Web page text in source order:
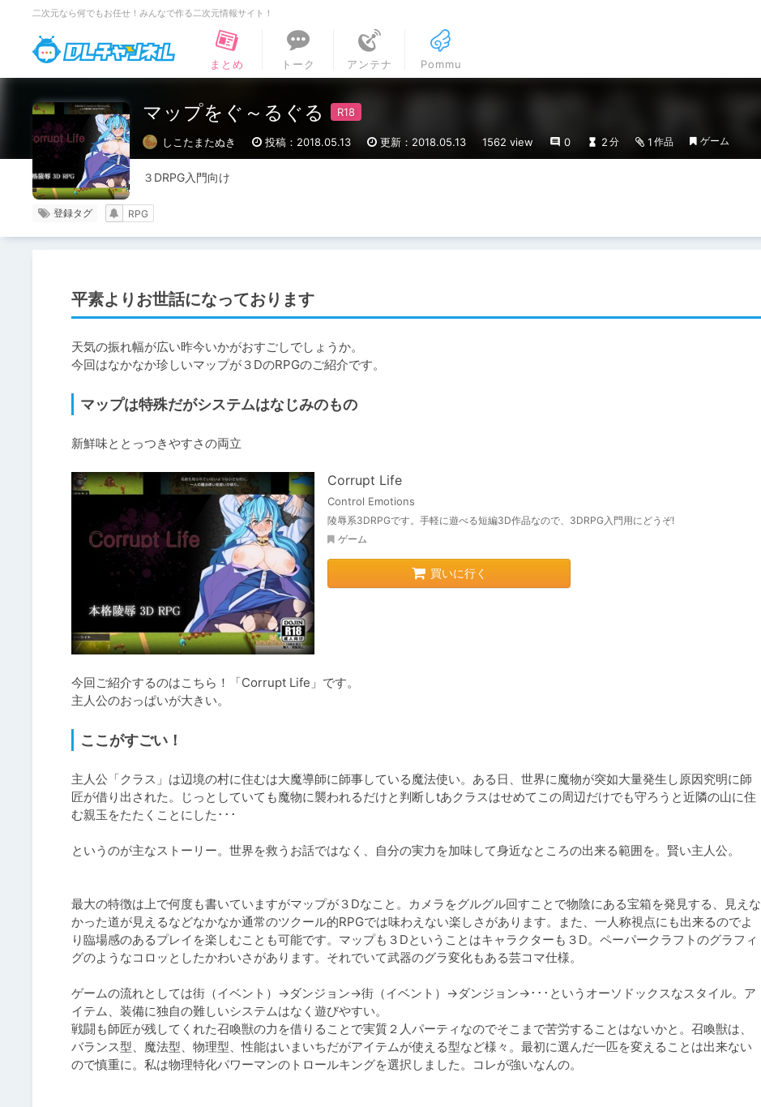
二次元なら何でもお任せ！みんなで作る二次元情報サイト！
DLチャンネル
まとめ
トーク アンテナ Pommu
マップをぐ～るぐる
しこたまたぬき 投稿：2018.05.13 更新：2018.05.13 1562 view 0 2 分 1 作品 ゲーム
３DRPG入門向け
登録タグ RPG
平素よりお世話になっております
天気の振れ幅が広い昨今いかがおすごしでしょうか。
今回はなかなか珍しいマップが３DのRPGのご紹介です。
マップは特殊だがシステムはなじみのもの
新鮮味ととっつきやすさの両立
Corrupt Life
Control Emotions
陵辱系3DRPGです。手軽に遊べる短編3D作品なので、3DRPG入門用にどうぞ!
ゲーム
買いに行く
今回ご紹介するのはこちら！「Corrupt Life」です。
主人公のおっぱいが大きい。
ここがすごい！
主人公「クラス」は辺境の村に住むは大魔導師に師事している魔法使い。ある日、世界に魔物が突如大量発生し原因究明に師
匠が借り出された。じっとしていても魔物に襲われるだけと判断しtあクラスはせめてこの周辺だけでも守ろうと近隣の山に住
む親玉をたたくことにした･･･
というのが主なストーリー。世界を救うお話ではなく、自分の実力を加味して身近なところの出来る範囲を。賢い主人公。
最大の特徴は上で何度も書いていますがマップが３Dなこと。カメラをグルグル回すことで物陰にある宝箱を発見する、見えな
かった道が見えるなどなかなか通常のツクール的RPGでは味わえない楽しさがあります。また、一人称視点にも出来るのでよ
り臨場感のあるプレイを楽しむことも可能です。マップも３Dということはキャラクターも３D。ペーパークラフトのグラフィ
グのようなコロッとしたかわいさがあります。それでいて武器のグラ変化もある芸コマ仕様。
ゲームの流れとしては街（イベント）→ダンジョン→街（イベント）→ダンジョン→･･･というオーソドックスなスタイル。ア
イテム、装備に独自の難しいシステムはなく遊びやすい。
戦闘も師匠が残してくれた召喚獣の力を借りることで実質２人パーティなのでそこまで苦労することはないかと。召喚獣は、
バランス型、魔法型、物理型、性能はいまいちだがアイテムが使える型など様々。最初に選んだ一匹を変えることは出来ない
ので慎重に。私は物理特化パワーマンのトロールキングを選択しました。コレが強いなんの。